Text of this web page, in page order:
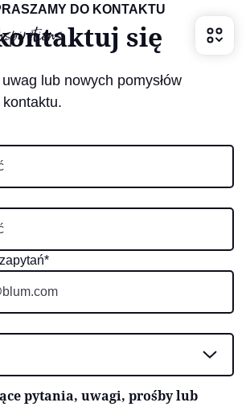
DO KONTAKTU
się
lub nowych pomysłów
pytania, uwagi, prośby lub